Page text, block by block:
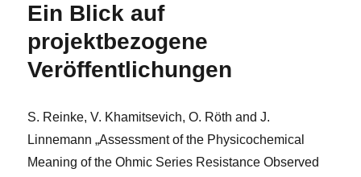
Ein Blick auf
projektbezogene
Veröffentlichungen
S. Reinke, V. Khamitsevich, O. Röth and J.
Linnemann „Assessment of the Physicochemical
Meaning of the Ohmic Series Resistance Observed